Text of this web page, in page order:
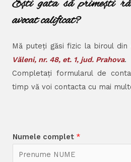
Ești gata să primești
avocat calificat?
Mă puteți găsi fizic la biroul din
Văleni, nr. 48, et. 1, jud. Prahova.
Completați formularul de
timp vă voi contacta cu mai
Numele complet *